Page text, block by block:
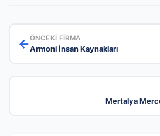
←ÖNCEKI FIRMA
Armoni İnsan Kaynakları
Mertalya